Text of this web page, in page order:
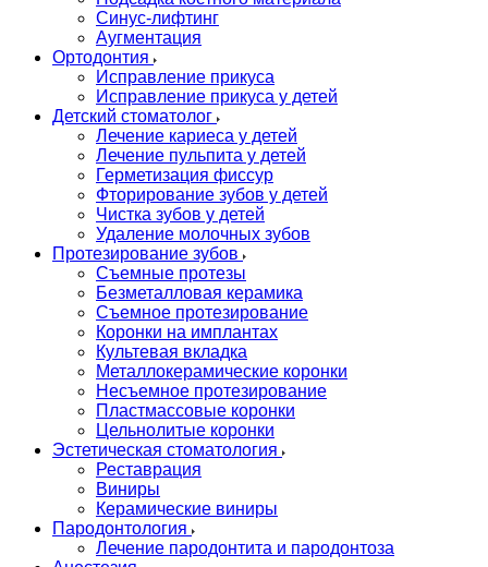
Синус-лифтинг
Аугментация
Ортодонтия
Исправление прикуса
Исправление прикуса у детей
Детский стоматолог
Лечение кариеса у детей
Лечение пульпита у детей
Герметизация фиссур
Фторирование зубов у детей
Чистка зубов у детей
Удаление молочных зубов
Протезирование зубов
Съемные протезы
Безметалловая керамика
Съемное протезирование
Коронки на имплантах
Культевая вкладка
Металлокерамические коронки
Несъемное протезирование
Пластмассовые коронки
Цельнолитые коронки
Эстетическая стоматология
Реставрация
Виниры
Керамические виниры
Пародонтология
Лечение пародонтита и пародонтоза